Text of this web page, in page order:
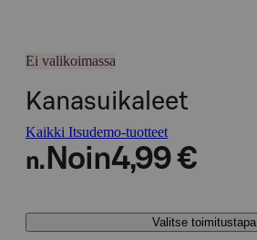
Ei valikoimassa
Kanasuikaleet
Kaikki Itsudemo-tuotteet
n. Noin4,99 €
Valitse toimitustapa